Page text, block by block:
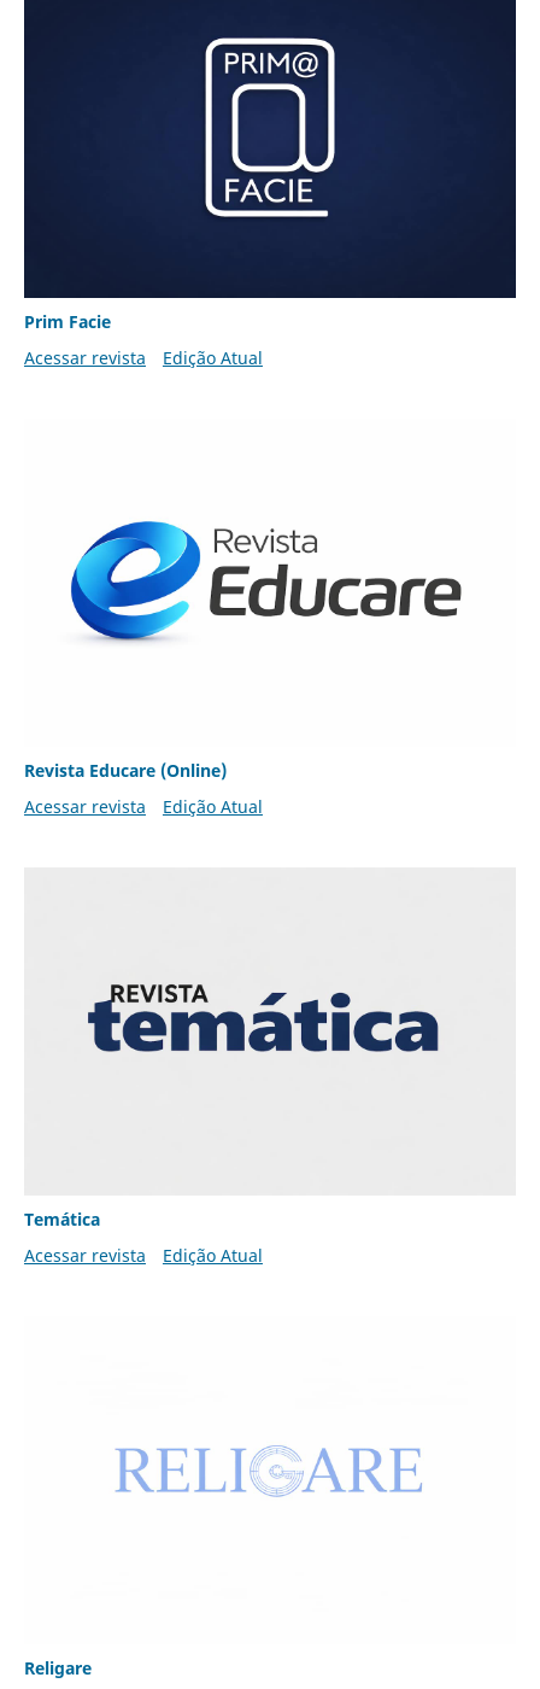
Prim Facie
Acessar revista
Edição Atual
Revista Educare (Online)
Acessar revista
Edição Atual
Temática
Acessar revista
Edição Atual
Religare